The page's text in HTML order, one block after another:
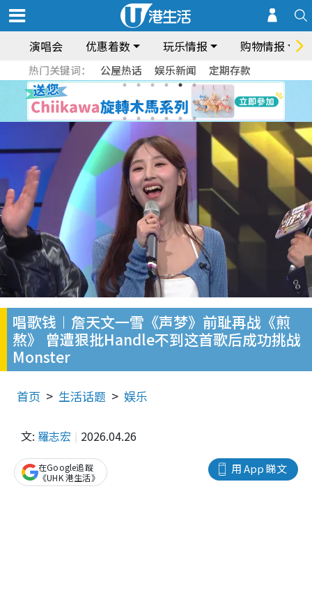
演唱会 优惠着数 玩乐情报 购物情报
热门关键词： 公屋热话 娱乐新闻 定期存款
唱歌钱︱詹天文一雪《声梦》前耻再战《煎
熬》 曾遭狠批Handle不到这首歌后成功挑战
Monster
首页 生活话题 娱乐
文: 羅志宏 2026.04.26
用 App 睇文
在Google追蹤
《UHK 港生活》